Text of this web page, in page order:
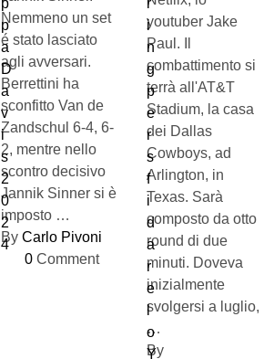
Nemmeno un set
é stato lasciato
agli avversari.
Berrettini ha
sconfitto Van de
Zandschul 6-4, 6-
2, mentre nello
scontro decisivo
Jannik Sinner si è
imposto …
By Carlo Pivoni
0 Comment
youtuber Jake
Paul. Il
combattimento si
terrà all'AT&T
Stadium, la casa
dei Dallas
Cowboys, ad
Arlington, in
Texas. Sarà
composto da otto
round di due
minuti. Doveva
inizialmente
svolgersi a luglio,
…
By